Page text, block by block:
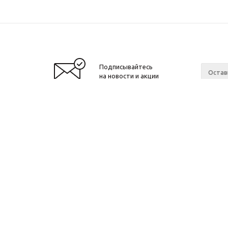
Подписывайтесь
на новости и акции